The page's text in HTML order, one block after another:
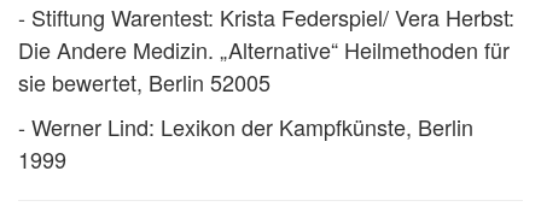
- Stiftung Warentest: Krista Federspiel/ Vera Herbst:
Die Andere Medizin. „Alternative“ Heilmethoden für
sie bewertet, Berlin 52005
- Werner Lind: Lexikon der Kampfkünste, Berlin
1999